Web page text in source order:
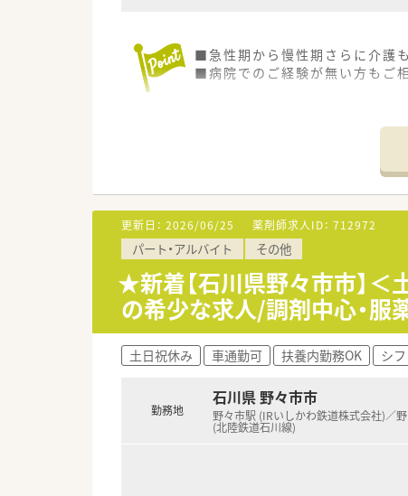
■急性期から慢性期さらに介護
■病院でのご経験が無い方もご
更新日： 2026/06/25 薬剤師求人ID： 712972
パート・アルバイト その他
★新着【石川県野々市市】
の希少な求人/調剤中心・服
土日祝休み 車通勤可 扶養内勤務OK シ
勤務地
石川県 野々市市
野々市駅 (IRいしかわ鉄道株式会社)／
(北陸鉄道石川線)